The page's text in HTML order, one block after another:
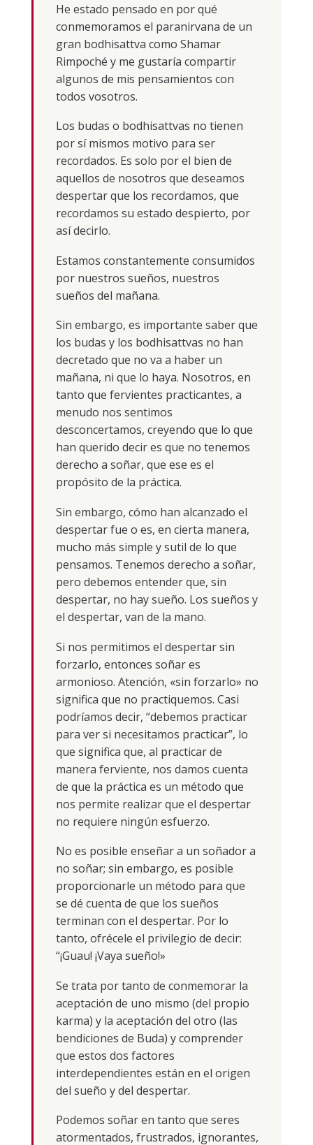
He estado pensado en por qué
conmemoramos el paranirvana de un
gran bodhisattva como Shamar
Rimpoché y me gustaría compartir
algunos de mis pensamientos con
todos vosotros.
Los budas o bodhisattvas no tienen
por sí mismos motivo para ser
recordados. Es solo por el bien de
aquellos de nosotros que deseamos
despertar que los recordamos, que
recordamos su estado despierto, por
así decirlo.
Estamos constantemente consumidos
por nuestros sueños, nuestros
sueños del mañana.
Sin embargo, es importante saber que
los budas y los bodhisattvas no han
decretado que no va a haber un
mañana, ni que lo haya. Nosotros, en
tanto que fervientes practicantes, a
menudo nos sentimos
desconcertamos, creyendo que lo que
han querido decir es que no tenemos
derecho a soñar, que ese es el
propósito de la práctica.
Sin embargo, cómo han alcanzado el
despertar fue o es, en cierta manera,
mucho más simple y sutil de lo que
pensamos. Tenemos derecho a soñar,
pero debemos entender que, sin
despertar, no hay sueño. Los sueños y
el despertar, van de la mano.
Si nos permitimos el despertar sin
forzarlo, entonces soñar es
armonioso. Atención, «sin forzarlo» no
significa que no practiquemos. Casi
podríamos decir, “debemos practicar
para ver si necesitamos practicar”, lo
que significa que, al practicar de
manera ferviente, nos damos cuenta
de que la práctica es un método que
nos permite realizar que el despertar
no requiere ningún esfuerzo.
No es posible enseñar a un soñador a
no soñar; sin embargo, es posible
proporcionarle un método para que
se dé cuenta de que los sueños
terminan con el despertar. Por lo
tanto, ofrécele el privilegio de decir:
“¡Guau! ¡Vaya sueño!»
Se trata por tanto de conmemorar la
aceptación de uno mismo (del propio
karma) y la aceptación del otro (las
bendiciones de Buda) y comprender
que estos dos factores
interdependientes están en el origen
del sueño y del despertar.
Podemos soñar en tanto que seres
atormentados, frustrados, ignorantes,